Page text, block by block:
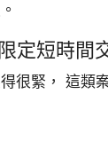
定短時間
很緊， 這類